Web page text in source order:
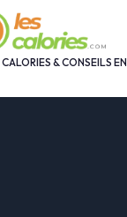
& CONSEILS EN
cookies